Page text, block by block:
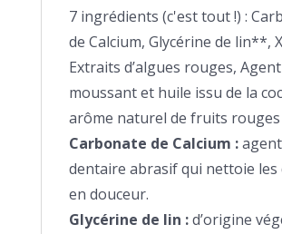
7 ingrédients (c'est tout !) :
de Calcium, Glycérine de lin**,
Extraits d’algues rouges, Agent
moussant et huile issu de la
arôme naturel de fruits rouges
Carbonate de Calcium :agent
dentaire abrasif qui nettoie les
en douceur.
Glycérine de lin :d’origine